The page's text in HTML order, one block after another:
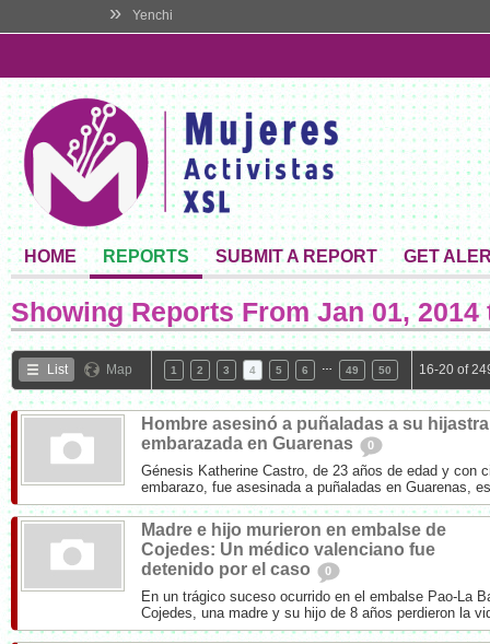
» Yenchi
HOME REPORTS SUBMIT A REPORT GET
Showing Reports FromJan 01, 2014
List Map 1 2 3 4 5 6 49 50 16-20 of
Hombre asesinó a puñaladas a su hijastra
embarazada en Guarenas
0
Génesis Katherine Castro, de 23 años de edad y con
embarazo, fue asesinada a puñaladas en Guarenas,
Madre e hijo murieron en embalse de
Cojedes: Un médico valenciano fue
detenido por el caso
0
En un trágico suceso ocurrido en el embalse Pao-La
Cojedes, una madre y su hijo de 8 años perdieron la